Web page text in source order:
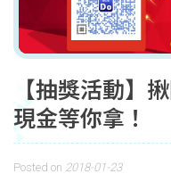
【抽獎活動】
現金等你拿！
Posted on 2018-01-23